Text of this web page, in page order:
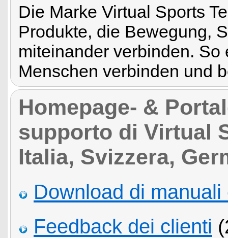
Die Marke Virtual Sports
Produkte, die Bewegung,
miteinander verbinden.
Menschen verbinden und
Homepage- &
supporto di Virtual
Italia, Svizzera,
Download di manuali
Feedback dei clienti